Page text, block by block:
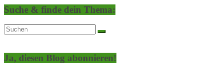
Suche & finde dein Thema:
Ja, diesen Blog abonnieren!